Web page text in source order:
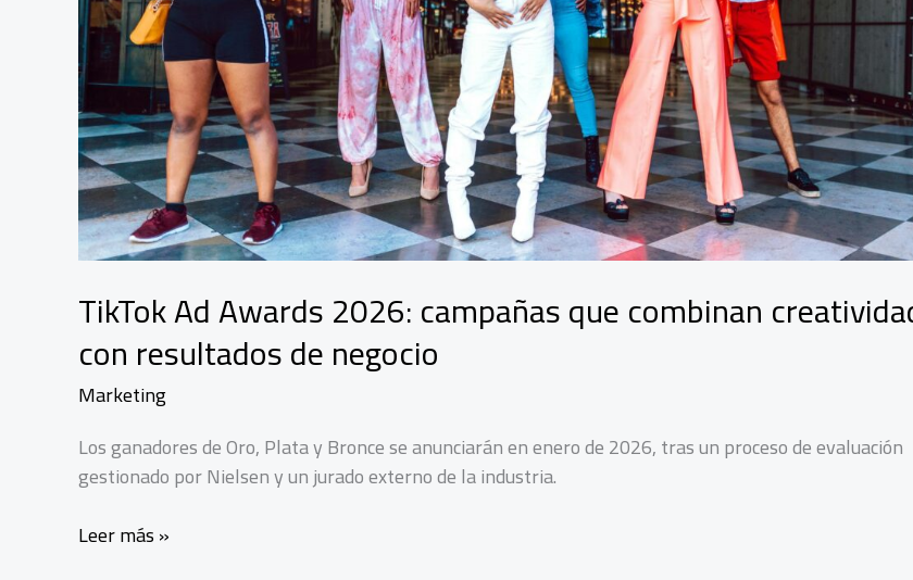
TikTok Ad Awards 2026: campañas que combinan
con resultados de negocio
Marketing
Los ganadores de Oro, Plata y Bronce se anunciarán en enero de 2026, tras un proceso de evaluación
gestionado por Nielsen y un jurado externo de la industria.
TikTok
Leer más »